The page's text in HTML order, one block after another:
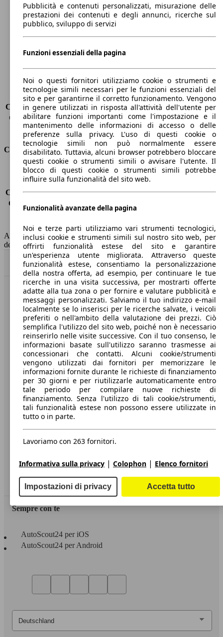
Lunghezza
4380 mm
Altezza
1450 mm
Larghezza
Peso massimo
1910 kg
Sedili
5
Carico sul tetto
-
Capacità di traino (senza freni) -
Capacità di traino (con freni)
1400 kg
Volume del bagagliaio
375 - 1354 l
Consumi
Emissioni di CO2*
106 g/km (komb.)
Consumo (urbano)
4.8 l/100km
Consumo (extra-urbano) 4.0 l/100km
Consumo (combinato)*
4.3 l/100km
Capacità del serbatoio
47 l
AutoScout24 non si assume alcuna responsabilità per la correttezza
dei dati.
Torna su
Benvenuti su AutoScout24, il mercato auto europeo.
Società
A proposito di AutoScout24
Stampa
Media
Condizioni generali
Informazioni
Privacy
Dichiarazione di Accessibilità
Servizi
Area rivenditori
Sempre con te
AutoScout24 per iOS
AutoScout24 per Android
Pubblicità e contenuti personalizzati, misurazione delle
prestazioni dei contenuti e degli annunci, ricerche sul
pubblico, sviluppo di servizi
Funzioni essenziali della pagina
Noi o questi fornitori utilizziamo cookie o strumenti e
tecnologie simili necessari per le funzioni essenziali del
sito e per garantirne il corretto funzionamento. Vengono
in genere utilizzati in risposta all'attività dell'utente per
abilitare funzioni importanti come l'impostazione e il
mantenimento delle informazioni di accesso o delle
preferenze sulla privacy. L'uso di questi cookie o
tecnologie simili non può normalmente essere
disabilitato. Tuttavia, alcuni browser potrebbero bloccare
questi cookie o strumenti simili o avvisare l'utente. Il
blocco di questi cookie o strumenti simili potrebbe
influire sulla funzionalità del sito web.
Funzionalità avanzate della pagina
Noi e terze parti utilizziamo vari strumenti tecnologici,
inclusi cookie e strumenti simili sul nostro sito web, per
offrirti funzionalità estese del sito e garantire
un'esperienza utente migliorata. Attraverso queste
funzionalità estese, consentiamo la personalizzazione
della nostra offerta, ad esempio, per continuare le tue
ricerche in una visita successiva, per mostrarti offerte
adatte alla tua zona o per fornire e valutare pubblicità e
messaggi personalizzati. Salviamo il tuo indirizzo e-mail
localmente se lo inserisci per le ricerche salvate, i veicoli
preferiti o nell'ambito della valutazione dei prezzi. Ciò
semplifica l'utilizzo del sito web, poiché non è necessario
reinserirlo nelle visite successive. Con il tuo consenso, le
informazioni basate sull'utilizzo saranno trasmesse ai
concessionari che contatti. Alcuni cookie/strumenti
vengono utilizzati dai fornitori per memorizzare le
informazioni fornite durante le richieste di finanziamento
per 30 giorni e per riutilizzarle automaticamente entro
tale periodo per compilare nuove richieste di
finanziamento. Senza l'utilizzo di tali cookie/strumenti,
tali funzionalità estese non possono essere utilizzate in
tutto o in parte.
Lavoriamo con 263 fornitori.
Informativa sulla privacy | Colophon | Elenco fornitori
Impostazioni di privacy Accetta tutto